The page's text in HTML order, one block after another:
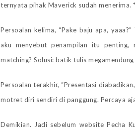
ternyata pihak Maverick sudah menerima.
Persoalan kelima, “Pake baju apa,
aku menyebut penampilan itu penting,
matching? Solusi: batik tulis
Persoalan terakhir, “Presentasi
motret diri sendiri di panggung. Percaya
Demikian. Jadi sebelum website Pecha